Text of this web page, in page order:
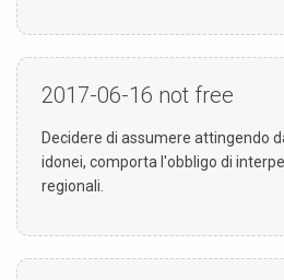
2017-06-16 not free
Decidere di assumere attingendo
idonei, comporta l'obbligo di
regionali.